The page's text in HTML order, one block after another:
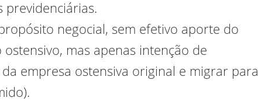
negocial, sem efetivo aporte do
mas apenas intenção de
empresa ostensiva original e migrar para